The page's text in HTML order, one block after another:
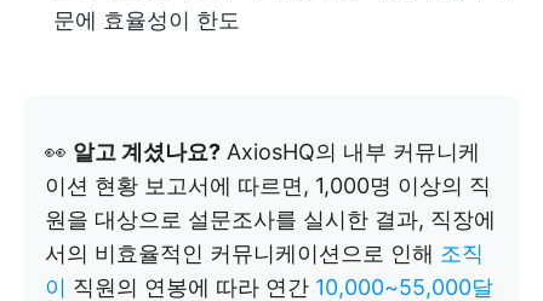
문에 효율성이 한도
👀 알고 계셨나요? AxiosHQ의 내부 커뮤니케
이션 현황 보고서에 따르면, 1,000명 이상의 직
원을 대상으로 설문조사를 실시한 결과, 직장에
서의 비효율적인 커뮤니케이션으로 인해 조직
이 직원의 연봉에 따라 연간 10,000~55,000달